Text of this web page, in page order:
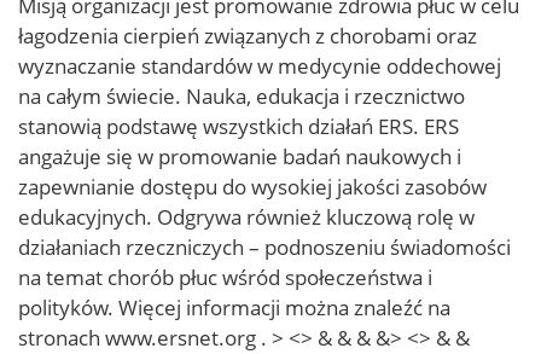
Misją organizacji jest promowanie zdrowia płuc w celu
łagodzenia cierpień związanych z chorobami oraz
wyznaczanie standardów w medycynie oddechowej
na całym świecie. Nauka, edukacja i rzecznictwo
stanowią podstawę wszystkich działań ERS. ERS
angażuje się w promowanie badań naukowych i
zapewnianie dostępu do wysokiej jakości zasobów
edukacyjnych. Odgrywa również kluczową rolę w
działaniach rzeczniczych – podnoszeniu świadomości
na temat chorób płuc wśród społeczeństwa i
polityków. Więcej informacji można znaleźć na
stronach www.ersnet.org . > <> & & & &> <> & &